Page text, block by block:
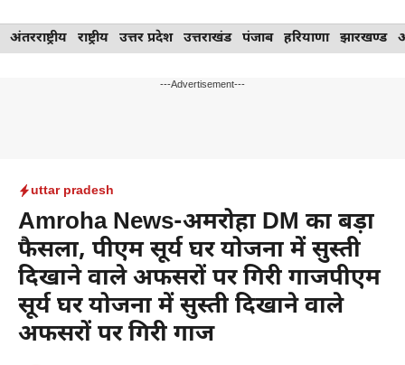
Skip
to
अंतरराष्ट्रीय राष्ट्रीय उत्तर प्रदेश उत्तराखंड पंजाब हरियाणा झारखण्ड
---Advertisement---
uttar pradesh
Amroha News-अमरोहा DM का बड़ा
फैसला, पीएम सूर्य घर योजना में सुस्ती
दिखाने वाले अफसरों पर गिरी गाजपीएम
सूर्य घर योजना में सुस्ती दिखाने वाले
अफसरों पर गिरी गाज